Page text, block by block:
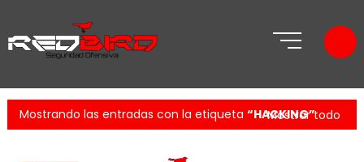
Mostrando las entradas con la etiqueta HACKING
Mostrar todo